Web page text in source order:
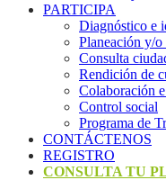
PARTICIPA
Diagnóstico e
Planeación y/
Consulta
Rendición de
Colaboración
Control social
Programa de
CONTÁCTENOS
REGISTRO
CONSULTA TU